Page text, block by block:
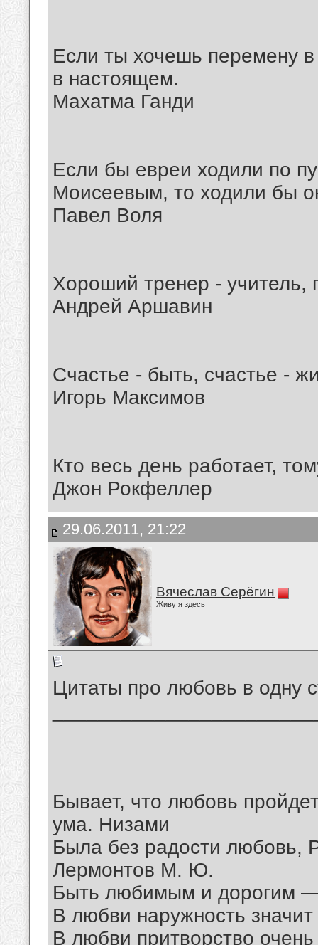
Если ты хочешь перемену
в настоящем.
Махатма Ганди
Если бы евреи ходили по
Моисеевым, то ходили бы
Павел Воля
Хороший тренер - учитель,
Андрей Аршавин
Счастье - быть, счастье -
Игорь Максимов
Кто весь день работает,
Джон Рокфеллер
29.06.2011, 21:22
Вячеслав Серёгин
Живу я здесь
Цитаты про любовь в одну
Бывает, что любовь
ума. Низами
Была без радости любовь,
Лермонтов М. Ю.
Быть любимым и дорогим
В любви наружность
В любви притворство